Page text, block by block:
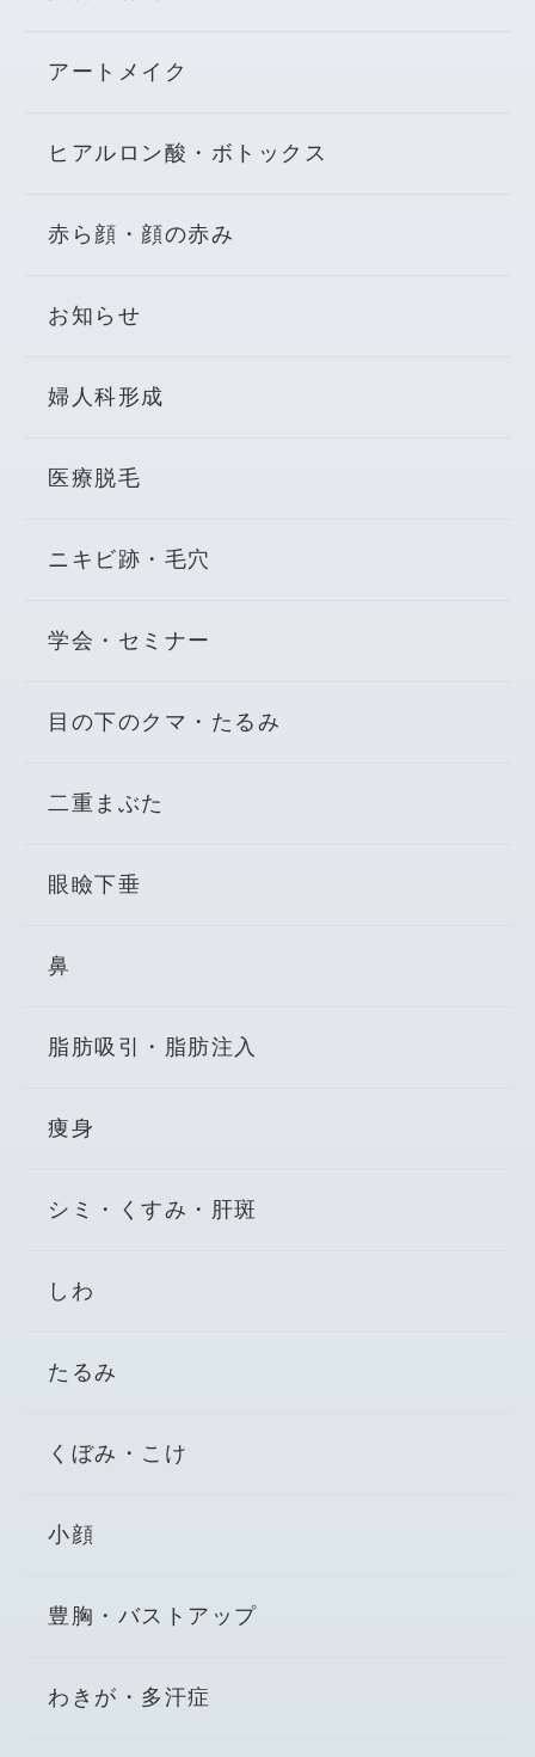
アートメイク
ヒアルロン酸・ボトックス
赤ら顔・顔の赤み
お知らせ
婦人科形成
医療脱毛
ニキビ跡・毛穴
学会・セミナー
目の下のクマ・たるみ
二重まぶた
眼瞼下垂
鼻
脂肪吸引・脂肪注入
痩身
シミ・くすみ・肝斑
しわ
たるみ
くぼみ・こけ
小顔
豊胸・バストアップ
わきが・多汗症